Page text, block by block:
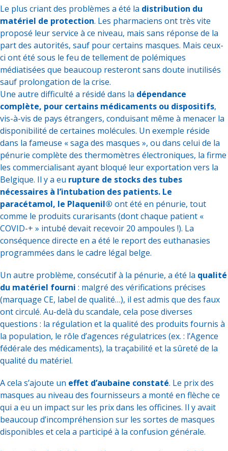
Le plus criant des problèmes a été la distribution du
matériel de protection. Les pharmaciens ont très vite
proposé leur service à ce niveau, mais sans réponse de la
part des autorités, sauf pour certains masques. Mais ceux-
ci ont été sous le feu de tellement de polémiques
médiatisées que beaucoup resteront sans doute inutilisés
sauf prolongation de la crise.
Une autre difficulté a résidé dans la dépendance
complète, pour certains médicaments ou dispositifs,
vis-à-vis de pays étrangers, conduisant même à menacer la
disponibilité de certaines molécules. Un exemple réside
dans la fameuse « saga des masques », ou dans celui de la
pénurie complète des thermomètres électroniques, la firme
les commercialisant ayant bloqué leur exportation vers la
Belgique. Il y a eu rupture de stocks des tubes
nécessaires à l’intubation des patients. Le
paracétamol, le Plaquenil® ont été en pénurie, tout
comme le produits curarisants (dont chaque patient «
COVID-+ » intubé devait recevoir 20 ampoules !). La
conséquence directe en a été le report des euthanasies
programmées dans le cadre légal belge.
Un autre problème, consécutif à la pénurie, a été la qualité
du matériel fourni : malgré des vérifications précises
(marquage CE, label de qualité…), il est admis que des faux
ont circulé. Au-delà du scandale, cela pose diverses
questions : la régulation et la qualité des produits fournis à
la population, le rôle d’agences régulatrices (ex. : l’Agence
fédérale des médicaments), la traçabilité et la sûreté de la
qualité du matériel.
A cela s’ajoute un effet d’aubaine constaté. Le prix des
masques au niveau des fournisseurs a monté en flèche ce
qui a eu un impact sur les prix dans les officines. Il y avait
beaucoup d’incompréhension sur les sortes de masques
disponibles et cela a participé à la confusion générale.